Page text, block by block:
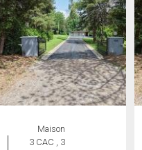
Maison
3 CAC , 3